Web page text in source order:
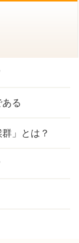
る
」とは？